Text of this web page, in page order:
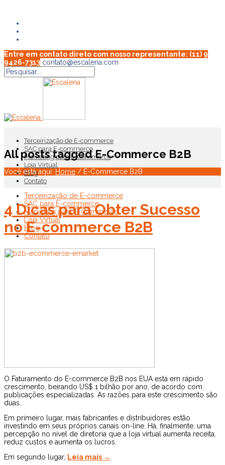
Entre em contato direto com nosso representante: (11) 9
9426-7313 contato@escalena.com
Terceirização de E-commerce
SAC para E-commerce
Marketing para E-Commerce
Loja Virtual
Blog
Contato
Terceirização de E-commerce
SAC para E-commerce
Marketing para E-Commerce
Loja Virtual
Blog
Contato
All posts tagged E-Commerce B2B
Você está aqui: Home / E-Commerce B2B
4 Dicas para Obter Sucesso
no E-commerce B2B
O Faturamento do E-commerce B2B nos EUA está em rápido
crescimento, beirando US$ 1 bilhão por ano, de acordo com
publicações especializadas. As razões para este crescimento são
duas.
Em primeiro lugar, mais fabricantes e distribuidores estão
investindo em seus próprios canais on-line. Há, finalmente, uma
percepção no nível de diretoria que a loja virtual aumenta receita,
reduz custos e aumenta os lucros.
Em segundo lugar, Leia mais →